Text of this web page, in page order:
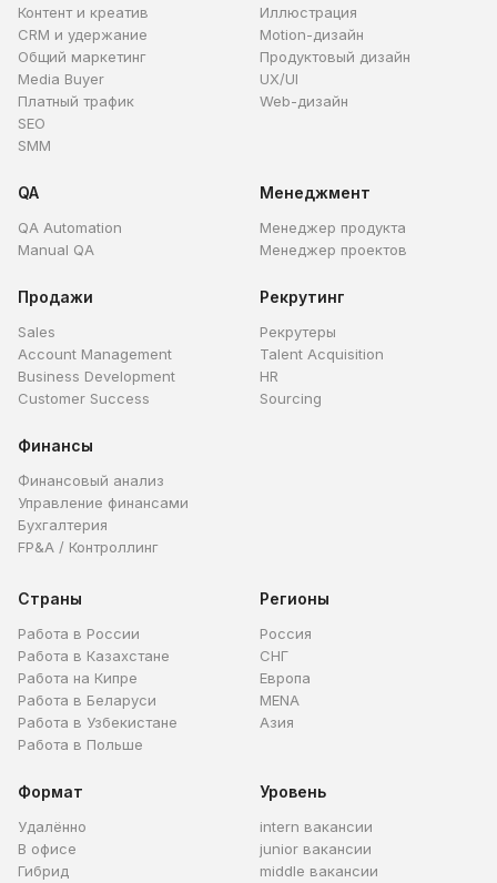
Контент и креатив
CRM и удержание
Общий маркетинг
Media Buyer
Платный трафик
SEO
SMM
Иллюстрация
Motion-дизайн
Продуктовый дизайн
UX/UI
Web-дизайн
QA
QA Automation
Manual QA
Менеджмент
Менеджер продукта
Менеджер проектов
Продажи
Sales
Account Management
Business Development
Customer Success
Рекрутинг
Рекрутеры
Talent Acquisition
HR
Sourcing
Финансы
Финансовый анализ
Управление финансами
Бухгалтерия
FP&A / Контроллинг
Страны
Работа в России
Работа в Казахстане
Работа на Кипре
Работа в Беларуси
Работа в Узбекистане
Работа в Польше
Регионы
Россия
СНГ
Европа
MENA
Азия
Формат
Удалённо
В офисе
Гибрид
Уровень
intern вакансии
junior вакансии
middle вакансии